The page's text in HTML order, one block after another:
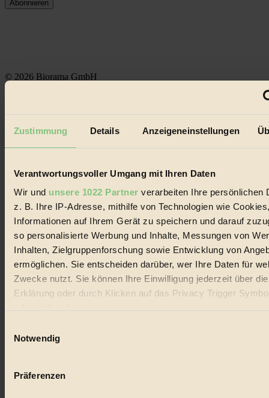
Zustimmung Details Anzeigeneinstellungen
Verantwortungsvoller Umgang mit Ihren Daten
Wir und unsere 1022 Partner verarbeiten Ihre persönlichen
z. B. Ihre IP-Adresse, mithilfe von Technologien wie
Informationen auf Ihrem Gerät zu speichern und darauf
so personalisierte Werbung und Inhalte, Messungen von
Inhalten, Zielgruppenforschung sowie Entwicklung von
ermöglichen. Sie entscheiden darüber, wer Ihre Daten für
Zwecke nutzt. Sie können Ihre Einwilligung jederzeit über
Erklärung oder durch Klicken auf das Privacy Trigger
Wenn Sie es erlauben, würden wir auch gerne:
Ihr Gerät durch aktives Scannen nach bestimmten
Notwendig
Präferenzen
© 2026 Biorama GmbH
Biorama steht für einen nachhaltigen Lebensstil und bewussten
Lebenswandel. Es ist eine moderne Plattform für Ideen, Menschen
Handels mit Bioprodukten, des Fair-Trade sowie der Branche
Social Media
22.601 Fans auf Facebook
3.415 Follower auf Twitter
Folge uns auf Instagram
Themen
Bio
Vegan